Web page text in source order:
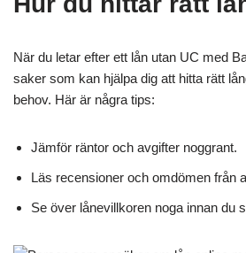
När du letar efter ett lån utan UC med
saker som kan hjälpa dig att hitta rätt
behov. Här är några tips:
Jämför räntor och avgifter noggrant.
Läs recensioner och omdömen från
Se över lånevillkoren noga innan du